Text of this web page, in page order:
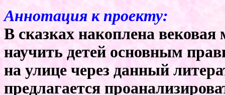
Аннотация к проекту:
В сказках накоплена
научить детей основным
на улице через данный
предлагается